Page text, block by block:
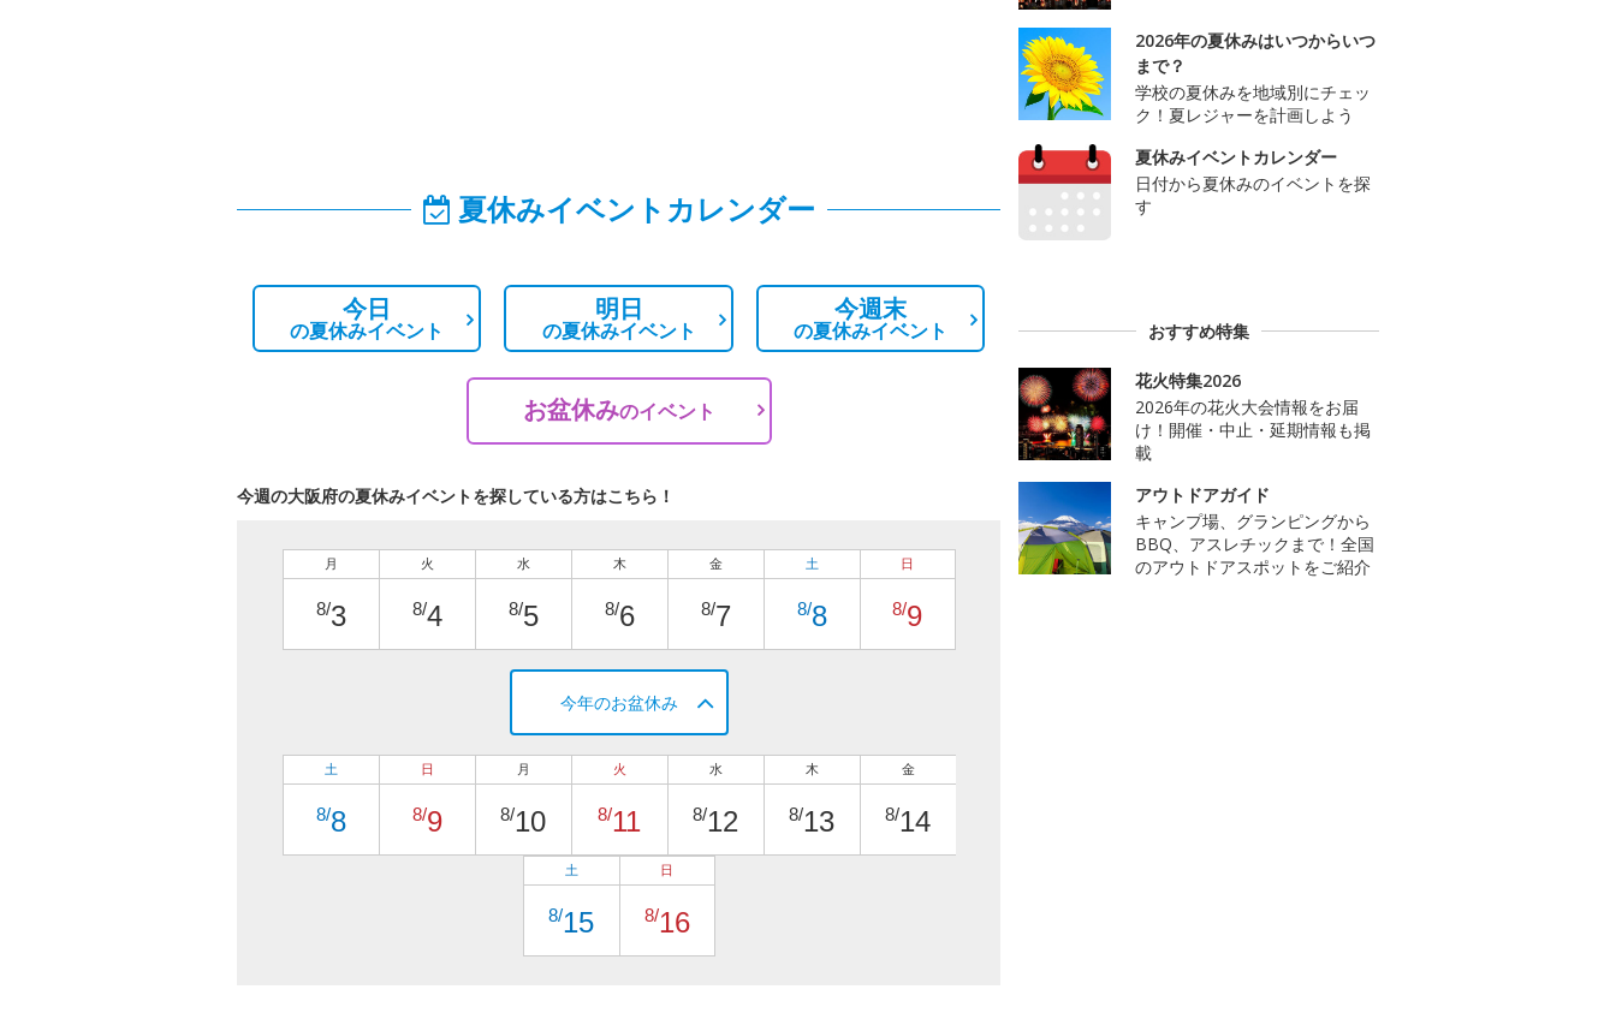
夏休みイベントカレンダー
今日
の夏休みイベント
明日
の夏休みイベント
今週末
の夏休みイベント
お盆休みのイベント
今週の大阪府の夏休みイベントを探している方はこちら！
月
8/3
火
8/4
水
8/5
木
8/6
金
8/7
土
8/8
日
8/9
今年のお盆休み
土
8/8
日
8/9
月
8/10
火
8/11
水
8/12
木
8/13
金
8/14
土
8/15
日
8/16
2026年の夏休みはいつからいつ
まで？
学校の夏休みを地域別にチェッ
ク！夏レジャーを計画しよう
夏休みイベントカレンダー
日付から夏休みのイベントを探
す
おすすめ特集
花火特集2026
2026年の花火大会情報をお届
け！開催・中止・延期情報も掲
載
アウトドアガイド
キャンプ場、グランピングから
BBQ、アスレチックまで！全国
のアウトドアスポットをご紹介